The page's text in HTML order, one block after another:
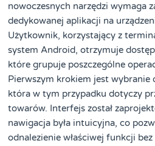
nowoczesnych narzędzi wymaga
dedykowanej aplikacji na
Użytkownik, korzystający z
system Android, otrzymuje
które grupuje poszczególne
Pierwszym krokiem jest wybranie
która w tym przypadku dotyczy
towarów. Interfejs został
nawigacja była intuicyjna, co
odnalezienie właściwej funkcji